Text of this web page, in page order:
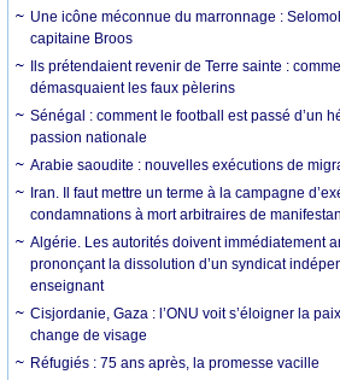
Une icône méconnue du marronnage :
capitaine Broos
Ils prétendaient revenir de Terre sainte :
démasquaient les faux pèlerins
Sénégal : comment le football est passé d’un
passion nationale
Arabie saoudite : nouvelles exécutions de
Iran. Il faut mettre un terme à la campagne
condamnations à mort arbitraires de
Algérie. Les autorités doivent immédiatement
prononçant la dissolution d’un syndicat
enseignant
Cisjordanie, Gaza : l’ONU voit s’éloigner la
change de visage
Réfugiés : 75 ans après, la promesse vacille